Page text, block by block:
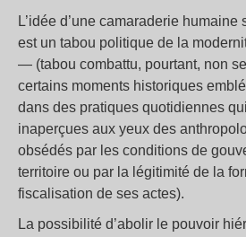
L’idée d’une camaraderie
est un tabou politique de la
— (tabou combattu, pourtant, non
certains moments historiques
dans des pratiques quotidiennes
inaperçues aux yeux des
obsédés par les conditions de
territoire ou par la légitimité de la
fiscalisation de ses actes).
La possibilité d’abolir le pouvoir